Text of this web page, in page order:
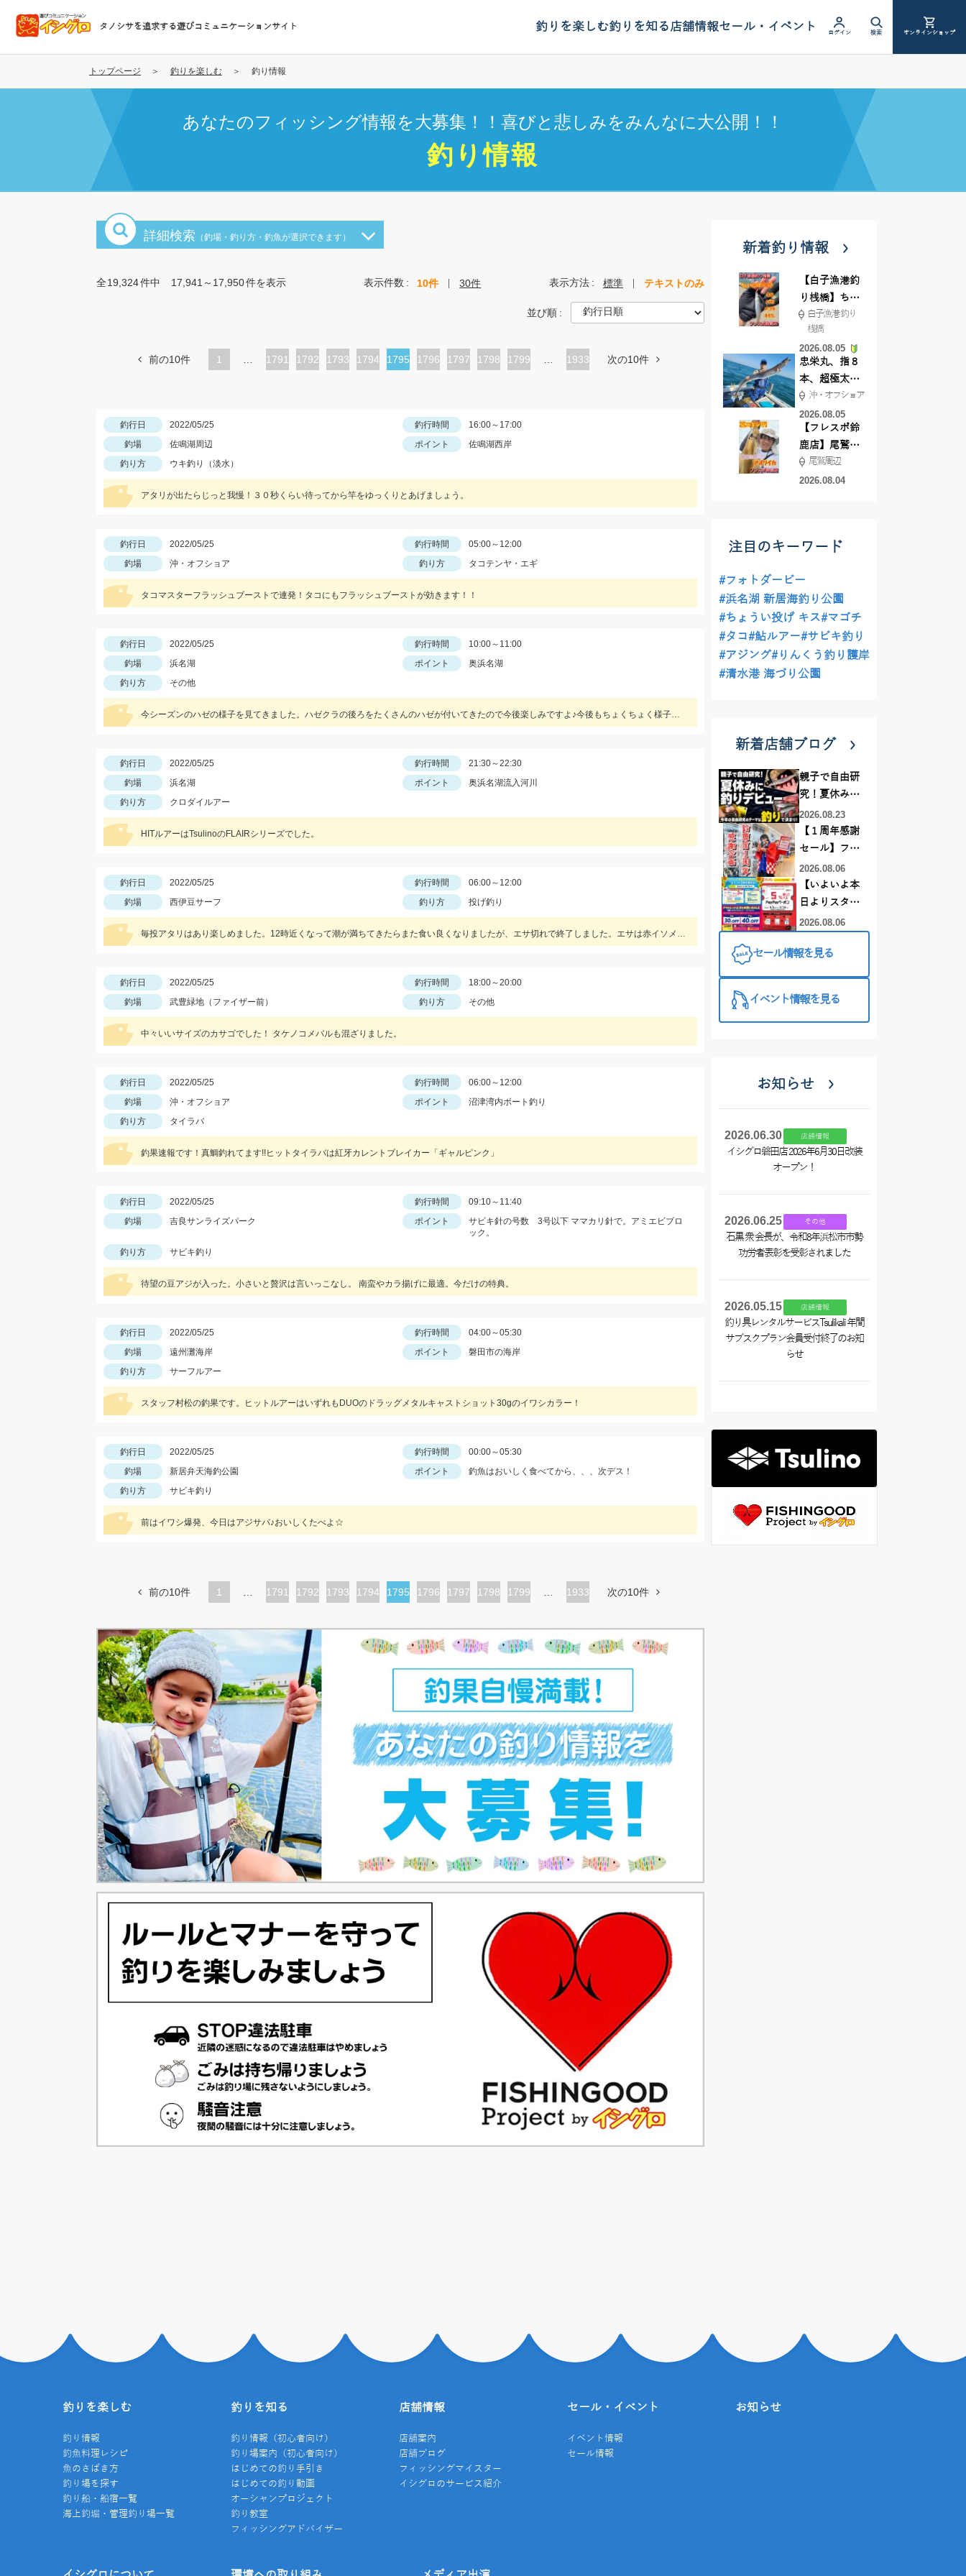
コ
テ
タノシサを追求する遊びコミュニケーションサイト 釣りを楽しむ釣りを知る店舗情報セール・イベント ログイン 検索 オンラインショップ
トップページ 釣りを楽しむ 釣り情報
あなたのフィッシング情報を大募集！！喜びと悲しみをみんなに大公開！！
釣り情報
詳細検索 （釣場・釣り方・釣魚が選択できます）
全19,324件中 17,941～17,950件を表示 表示件数 10件 30件 表示方法 標準 テキストのみ
並び順
前の10件 1
ペ
1791
ペ
1792
ペ
1793
ペ
1794
カ
1795
ペ
1796
ペ
1797
ペ
1798
ペ
1799 1933 次の10件
釣行日 2022/05/25 釣行時間
16:00～17:00
釣場
佐鳴湖周辺 ポイント
佐鳴湖西岸
釣り方
ウキ釣り（淡水）
アタリが出たらじっと我慢！３０秒くらい待ってから竿をゆっくりとあげましょう。
釣行日 2022/05/25 釣行時間
05:00～12:00
釣場
沖・オフショア 釣り方 タコテンヤ・エギ
タコマスターフラッシュブーストで連発！タコにもフラッシュブーストが効きます！！
釣行日 2022/05/25 釣行時間
10:00～11:00
釣場
浜名湖 ポイント
奥浜名湖
釣り方
その他
今シーズンのハゼの様子を見てきました。ハゼクラの後ろをたくさんのハゼが付いてきたので今後楽しみですよ♪今後もちょくちょく様子見てきますね。
釣行日 2022/05/25 釣行時間
21:30～22:30
釣場
浜名湖 ポイント
奥浜名湖流入河川
釣り方
クロダイルアー
HITルアーはTsulinoのFLAIRシリーズでした。
釣行日 2022/05/25 釣行時間
06:00～12:00
釣場
西伊豆サーフ 釣り方 投げ釣り
毎投アタリはあり楽しめました。12時近くなって潮が満ちてきたらまた食い良くなりましたが、エサ切れで終了しました。エサは赤イソメでした。
釣行日 2022/05/25 釣行時間
18:00～20:00
釣場
武豊緑地（ファイザー前） 釣り方 その他
中々いいサイズのカサゴでした！ タケノコメバルも混ざりました。
釣行日 2022/05/25 釣行時間
06:00～12:00
釣場
沖・オフショア ポイント
沼津湾内ボート釣り
釣り方
タイラバ
釣果速報です！真鯛釣れてます!!ヒットタイラバは紅牙カレントブレイカー「ギャルピンク」
釣行日 2022/05/25 釣行時間
09:10～11:40
釣場
吉良サンライズパーク ポイント
サビキ針の号数 3号以下 ママカリ針で。アミエビブロ
ック。
釣り方
サビキ釣り
待望の豆アジが入った。小さいと贅沢は言いっこなし。 南蛮やカラ揚げに最適。今だけの特典。
釣行日 2022/05/25 釣行時間
04:00～05:30
釣場
遠州灘海岸 ポイント
磐田市の海岸
釣り方
サーフルアー
スタッフ村松の釣果です。ヒットルアーはいずれもDUOのドラッグメタルキャストショット30gのイワシカラー！
釣行日 2022/05/25 釣行時間
00:00～05:30
釣場
新居弁天海釣公園 ポイント
釣魚はおいしく食べてから、、、次デス！
釣り方
サビキ釣り
前はイワシ爆発、今日はアジサバ♪おいしくたべよ☆
前の10件 1
ペ
1791
ペ
ジ
1792
ペ
1793
ペ
1794
カ
ト
ジ
1795
ペ
1796
ペ
1797
ペ
1798
ペ
1799 1933 次の10件
新着釣り情報
【白子漁港釣
り桟橋】ちょ
い投げ釣りが
絶好調!キスや
ハゼが簡単に
釣れますよ💛
白子漁港 釣り
桟橋
2026.08.05
忠栄丸、指８
本、超極太ド
ラゴン登場！
沖・オフショア
2026.08.05
【フレスポ鈴
鹿店】尾鷲方
面にて夏イカ
エギング!!
尾鷲周辺
2026.08.04
注目のキーワード
#フォトダービー
#浜名湖 新居海釣り公園
#ちょうい投げ キス#マゴチ
#タコ#鮎ルアー#サビキ釣り
#アジング#りんくう釣り護岸
#清水港 海づり公園
新着店舗ブログ
親子で自由研
究！夏休みに
釣りデビュー
2026.08.23
【１周年感謝
セール】フレ
スポ鈴鹿店！
オススメ竿 リ
ールをご紹介
❤買うなら今
がお得です！
2026.08.06
【いよいよ本
日よりスター
ト】この夏、
なるセールが
会をぜひご利
用くださ
2026.08.06
セール情報を見る
イベント情報を見る
お知らせ
2026.06.30 店舗情報
イシグロ磐田店 2026年6月30日改装
オープン！
2026.06.25 その他
石黒 衆 会長が、令和8年浜松市市勢
功労者表彰を受彰されました
2026.05.15 店舗情報
釣り具レンタルサービスTsulikali 年間
サブスクプラン会員受付終了のお知
らせ
釣りを楽しむ
釣り情報
釣魚料理レシピ
魚のさばき方
釣り場を探す
釣り船・船宿一覧
海上釣堀・管理釣り場一覧
釣りを知る
釣り情報（初心者向け）
釣り場案内（初心者向け）
はじめての釣り手引き
はじめての釣り動画
オーシャンプロジェクト
釣り教室
フィッシングアドバイザー
店舗情報
店舗案内
店舗ブログ
フィッシングマイスター
イシグロのサービス紹介
セール・イベント
イベント情報
セール情報
お知らせ